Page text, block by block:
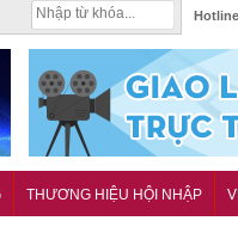
THƯƠNG HIỆU HỘI NHẬP